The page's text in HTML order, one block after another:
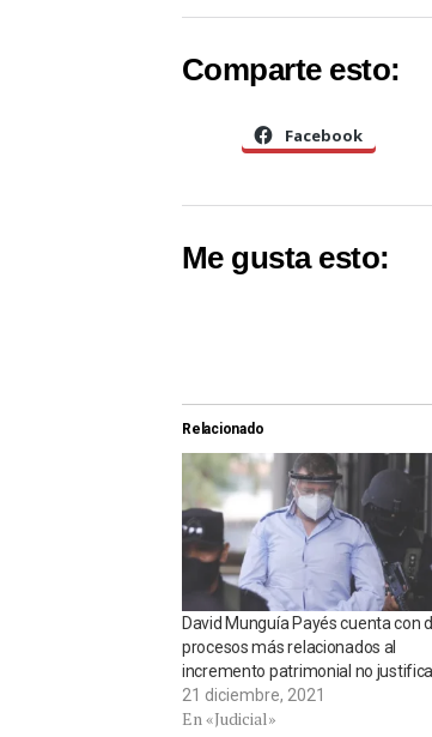
Comparte esto:
Facebook
Me gusta esto:
Relacionado
David Munguía Payés cuenta con
procesos más relacionados al
incremento patrimonial no
21 diciembre, 2021
En «Judicial»